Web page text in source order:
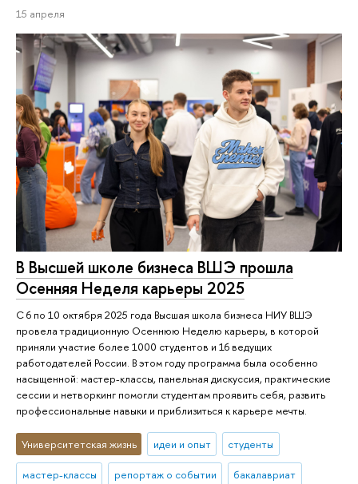
15 апреля
В Высшей школе бизнеса ВШЭ прошла
Осенняя Неделя карьеры 2025
С 6 по 10 октября 2025 года Высшая школа бизнеса НИУ ВШЭ
провела традиционную Осеннюю Неделю карьеры, в которой
приняли участие более 1000 студентов и 16 ведущих
работодателей России. В этом году программа была особенно
насыщенной: мастер-классы, панельная дискуссия, практические
сессии и нетворкинг помогли студентам проявить себя, развить
профессиональные навыки и приблизиться к карьере мечты.
Университетская жизнь идеи и опыт студенты
мастер-классы репортаж о событии бакалавриат